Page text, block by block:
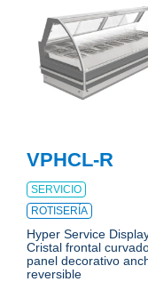
VPHCL-R
SERVICIO
ROTISERÍA
Hyper Service
Cristal frontal
panel decorativo
reversible